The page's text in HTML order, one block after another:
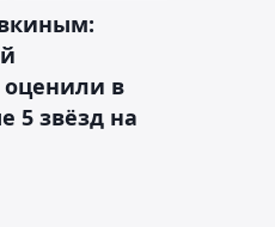
оценили в
5 звёзд на